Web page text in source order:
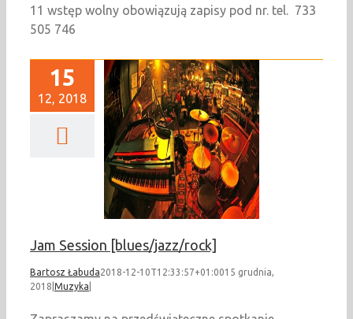
11 wstęp wolny obowiązują zapisy pod nr. tel. 733
505 746
15
12, 2018
Jam Session [blues/jazz/rock]
Bartosz Łabuda2018-12-10T12:33:57+01:0015 grudnia,
2018 Muzyka